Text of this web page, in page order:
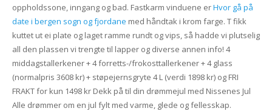
oppholdssone, inngang og bad. Fastkarm vinduene erHvor gå på
date i bergen sogn og fjordane med håndtak i krom farge. T fikk
kuttet ut ei plate og laget ramme rundt og vips, så hadde vi plutselig
all den plassen vi trengte til lapper og diverse annen info! 4
middagstallerkener + 4 forretts-/frokosttallerkener + 4 glass
(normalpris 3608 kr) + støpejernsgryte 4 L (verdi 1898 kr) og FRI
FRAKT for kun 1498 kr Dekk på til din drømmejul med Nissenes Jul
Alle drømmer om en jul fylt med varme, glede og fellesskap.